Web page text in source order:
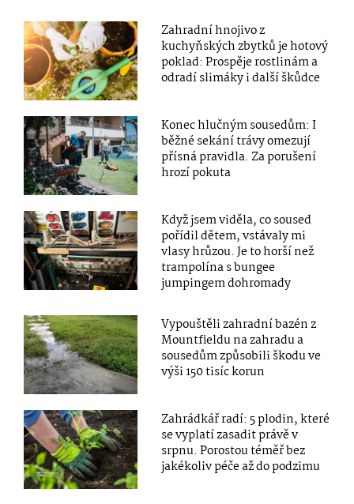
Zahradní hnojivo z
kuchyňských zbytků je hotový
poklad: Prospěje rostlinám a
odradí slimáky i další škůdce
Konec hlučným sousedům: I
běžné sekání trávy omezují
přísná pravidla. Za porušení
hrozí pokuta
Když jsem viděla, co soused
pořídil dětem, vstávaly mi
vlasy hrůzou. Je to horší než
trampolína s bungee
jumpingem dohromady
Vypouštěli zahradní bazén z
Mountfieldu na zahradu a
sousedům způsobili škodu ve
výši 150 tisíc korun
Zahrádkář radí: 5 plodin, které
se vyplatí zasadit právě v
srpnu. Porostou téměř bez
jakékoliv péče až do podzimu